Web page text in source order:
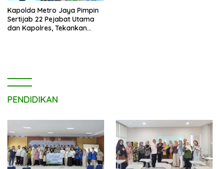
Kapolda Metro Jaya Pimpin
Sertijab 22 Pejabat Utama
dan Kapolres, Tekankan
PENDIDIKAN